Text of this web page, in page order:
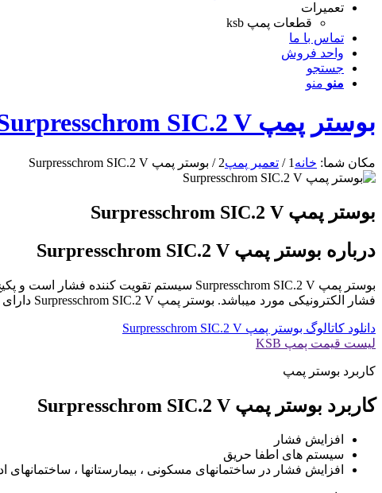
تعمیرات
قطعات پمپ ksb
تماس با ما
واحد فروش
جستجو
منو منو
بوستر پمپ Surpresschrom SIC.2 V
مکان شما: خانه 1
/ تعمیر پمپ2
/ بوستر پمپ Surpresschrom SIC.2 V
بوستر پمپ Surpresschrom SIC.2 V
درباره بوستر پمپ Surpresschrom SIC.2 V
فشار الکترونیکی مورد میباشد. بوستر پمپ Surpresschrom SIC.2 V دارای سیستم خودکار BoosterControl و PumpDrive می باشد.
دانلود کاتالوگ بوستر پمپ Surpresschrom SIC.2 V
لیست قیمت پمپ KSB
کاربرد بوستر پمپ
کاربرد بوستر پمپ Surpresschrom SIC.2 V
افزایش فشار
سیستم های اطفا حریق
افزایش فشار در ساختمانهای مسکونی ، بیمارستانها ،